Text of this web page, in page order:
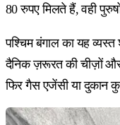
80 रुपए मिलते हैं, वही
पश्चिम बंगाल का यह व्यस्त
दैनिक ज़रूरत की चीज़ों और
फिर गैस एजेंसी या दुकान